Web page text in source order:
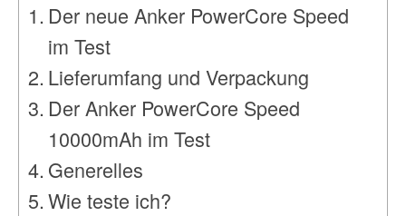
Der neue Anker PowerCore Speed
im Test
Lieferumfang und Verpackung
Der Anker PowerCore Speed
10000mAh im Test
Generelles
Wie teste ich?